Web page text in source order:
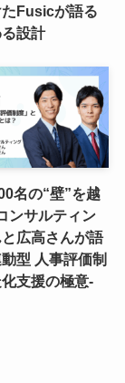
Fusicが語る
設計
名の“壁”を越
ンサルティン
広高さんが語
型 人事評価制
支援の極意-